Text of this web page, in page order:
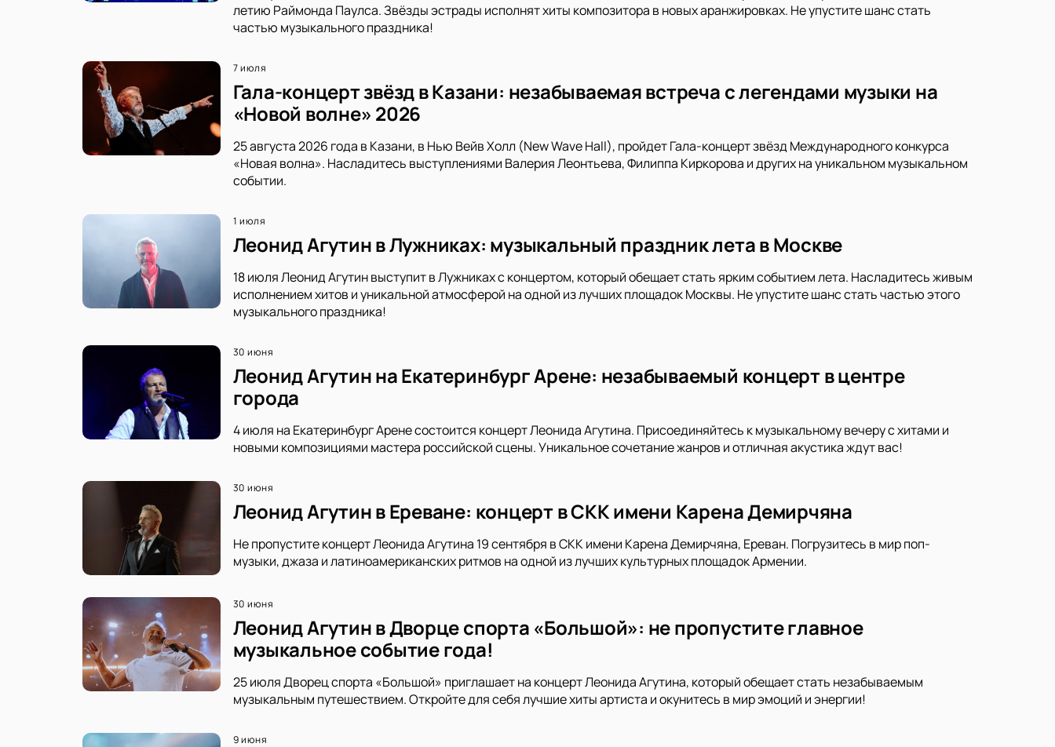
летию Раймонда Паулса. Звёзды эстрады исполнят хиты композитора в новых аранжировках. Не упустите шанс стать
частью музыкального праздника!
7 июля
Гала-концерт звёзд в Казани: незабываемая встреча с легендами музыки на
«Новой волне» 2026
25 августа 2026 года в Казани, в Нью Вейв Холл (New Wave Hall), пройдет Гала-концерт звёзд Международного конкурса
«Новая волна». Насладитесь выступлениями Валерия Леонтьева, Филиппа Киркорова и других на уникальном музыкальном
событии.
1 июля
Леонид Агутин в Лужниках: музыкальный праздник лета в Москве
18 июля Леонид Агутин выступит в Лужниках с концертом, который обещает стать ярким событием лета. Насладитесь живым
исполнением хитов и уникальной атмосферой на одной из лучших площадок Москвы. Не упустите шанс стать частью этого
музыкального праздника!
30 июня
Леонид Агутин на Екатеринбург Арене: незабываемый концерт в центре
города
4 июля на Екатеринбург Арене состоится концерт Леонида Агутина. Присоединяйтесь к музыкальному вечеру с хитами и
новыми композициями мастера российской сцены. Уникальное сочетание жанров и отличная акустика ждут вас!
30 июня
Леонид Агутин в Ереване: концерт в СКК имени Карена Демирчяна
Не пропустите концерт Леонида Агутина 19 сентября в СКК имени Карена Демирчяна, Ереван. Погрузитесь в мир поп-
музыки, джаза и латиноамериканских ритмов на одной из лучших культурных площадок Армении.
30 июня
Леонид Агутин в Дворце спорта «Большой»: не пропустите главное
музыкальное событие года!
25 июля Дворец спорта «Большой» приглашает на концерт Леонида Агутина, который обещает стать незабываемым
музыкальным путешествием. Откройте для себя лучшие хиты артиста и окунитесь в мир эмоций и энергии!
9 июня